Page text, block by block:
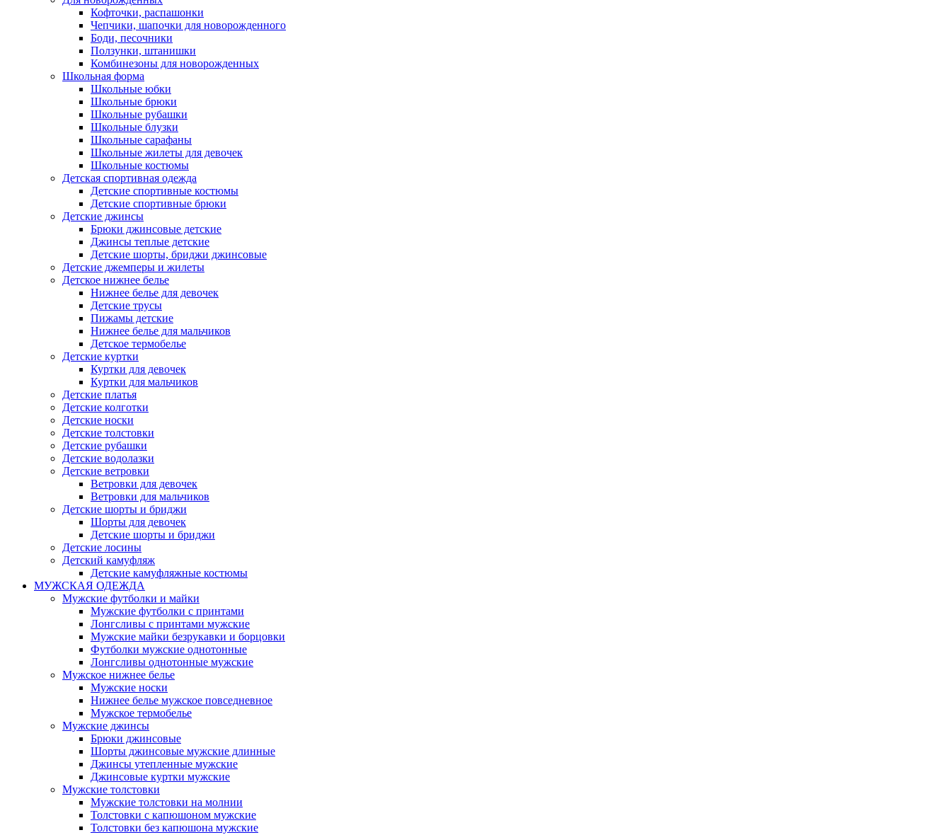
Кофточки, распашонки
Чепчики, шапочки для новорожденного
Боди, песочники
Ползунки, штанишки
Комбинезоны для новорожденных
Школьная форма
Школьные юбки
Школьные брюки
Школьные рубашки
Школьные блузки
Школьные сарафаны
Школьные жилеты для девочек
Школьные костюмы
Детская спортивная одежда
Детские спортивные костюмы
Детские спортивные брюки
Детские джинсы
Брюки джинсовые детские
Джинсы теплые детские
Детские шорты, бриджи джинсовые
Детские джемперы и жилеты
Детское нижнее белье
Нижнее белье для девочек
Детские трусы
Пижамы детские
Нижнее белье для мальчиков
Детское термобелье
Детские куртки
Куртки для девочек
Куртки для мальчиков
Детские платья
Детские колготки
Детские носки
Детские толстовки
Детские рубашки
Детские водолазки
Детские ветровки
Ветровки для девочек
Ветровки для мальчиков
Детские шорты и бриджи
Шорты для девочек
Детские шорты и бриджи
Детские лосины
Детский камуфляж
Детские камуфляжные костюмы
МУЖСКАЯ ОДЕЖДА
Мужские футболки и майки
Мужские футболки с принтами
Лонгсливы с принтами мужские
Мужские майки безрукавки и борцовки
Футболки мужские однотонные
Лонгсливы однотонные мужские
Мужское нижнее белье
Мужские носки
Нижнее белье мужское повседневное
Мужское термобелье
Мужские джинсы
Брюки джинсовые
Шорты джинсовые мужские длинные
Джинсы утепленные мужские
Джинсовые куртки мужские
Мужские толстовки
Мужские толстовки на молнии
Толстовки с капюшоном мужские
Толстовки без капюшона мужские